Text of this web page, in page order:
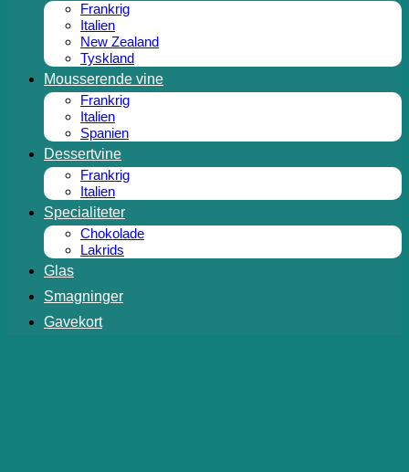
Frankrig
Italien
New Zealand
Tyskland
Mousserende vine
Frankrig
Italien
Spanien
Dessertvine
Frankrig
Italien
Specialiteter
Chokolade
Lakrids
Glas
Smagninger
Gavekort